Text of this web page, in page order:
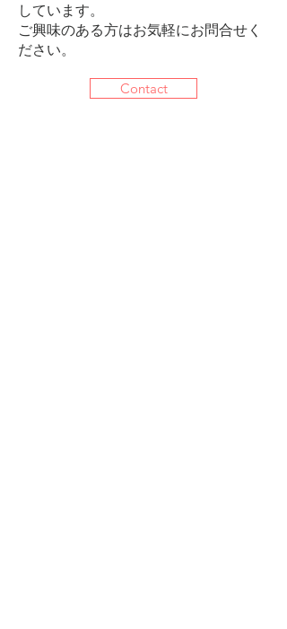
しています。
ご興味のある方はお気軽にお問合せく
ださい。
Contact